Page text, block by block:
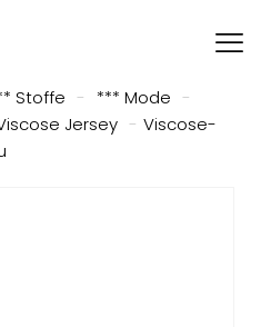
Stoffe - *** Mode -
Jersey - Viscose-